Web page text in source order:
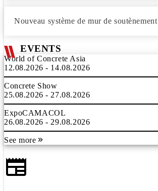
Nouveau système de mur de
EVENTS
World of Concrete Asia
12.08.2026 - 14.08.2026
Concrete Show
25.08.2026 - 27.08.2026
ExpoCAMACOL
26.08.2026 - 29.08.2026
See more